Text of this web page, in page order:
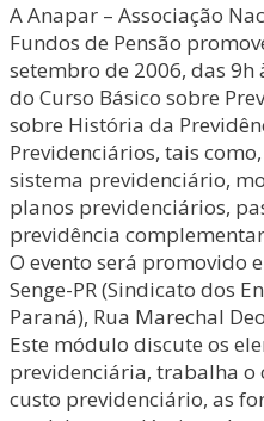
A Anapar – Associação
Fundos de Pensão
setembro de 2006, das
do Curso Básico sobre
sobre História da
Previdenciários, tais
sistema previdenciário,
planos previdenciários,
previdência
O evento será promovido
Senge-PR (Sindicato dos
Paraná), Rua Marechal
Este módulo discute os
previdenciária, trabalha o
custo previdenciário, as